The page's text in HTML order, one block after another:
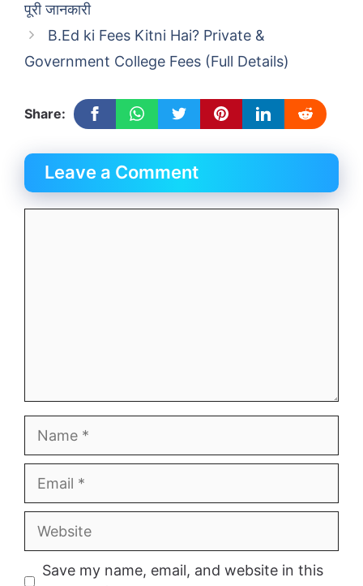
पूरी जानकारी
B.Ed ki Fees Kitni Hai? Private &
Government College Fees (Full Details)
Share:
Leave a Comment
Name
Email
Website
Save my name, email, and website in this